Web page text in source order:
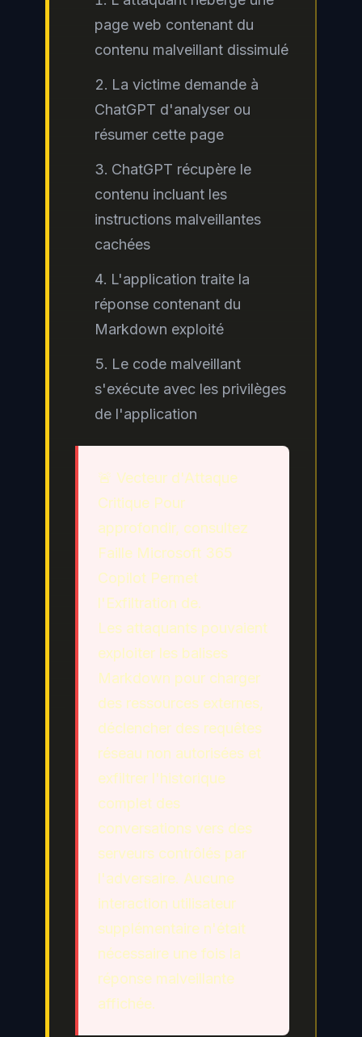
page web contenant du
contenu malveillant dissimulé
La victime demande à
ChatGPT d'analyser ou
résumer cette page
ChatGPT récupère le
contenu incluant les
instructions malveillantes
cachées
L'application traite la
réponse contenant du
Markdown exploité
Le code malveillant
s'exécute avec les privilèges
de l'application
🚨 Vecteur d'Attaque
Critique Pour
approfondir, consultez
Faille Microsoft 365
Copilot Permet
l'Exfiltration de.
Les attaquants pouvaient
exploiter les balises
Markdown pour charger
des ressources externes,
déclencher des requêtes
réseau non autorisées et
exfiltrer l'historique
complet des
conversations vers des
serveurs contrôlés par
l'adversaire. Aucune
interaction utilisateur
supplémentaire n'était
nécessaire une fois la
réponse malveillante
affichée.